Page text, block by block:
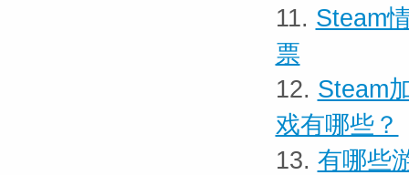
11. Steam
票
12. Steam
戏有哪些？
13. 有哪些